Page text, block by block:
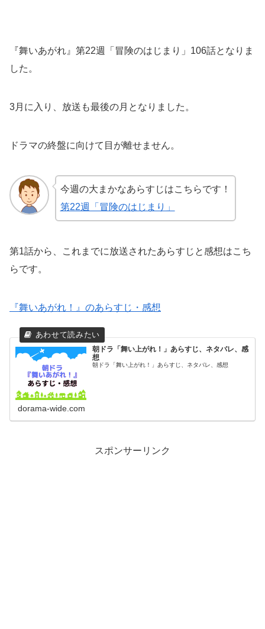
『舞いあがれ』第22週「冒険のはじまり」106話となりま
した。
3月に入り、放送も最後の月となりました。
ドラマの終盤に向けて目が離せません。
今週の大まかなあらすじはこちらです！
第22週「冒険のはじまり」
第1話から、これまでに放送されたあらすじと感想はこち
らです。
『舞いあがれ！』のあらすじ・感想
朝ドラ「舞い上がれ！」あらすじ、ネタバレ、感
想
朝ドラ「舞い上がれ！」あらすじ、ネタバレ、感想
dorama-wide.com
スポンサーリンク